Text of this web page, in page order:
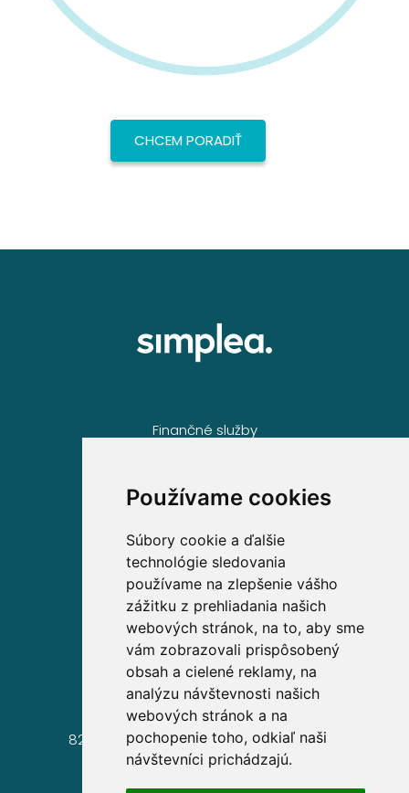
Používame cookies
Súbory cookie a ďalšie
technológie sledovania
používame na zlepšenie vášho
zážitku z prehliadania našich
webových stránok, na to, aby sme
vám zobrazovali prispôsobený
obsah a cielené reklamy, na
analýzu návštevnosti našich
webových stránok a na
pochopenie toho, odkiaľ naši
návštevníci prichádzajú.
CHCEM PORADIŤ
Finančné služby
Súhlas s cookies
Volajte zdarma na
0800 63 63 63
Sídlo spoločnosti
Simplea financial services, s.r.o.
Mierová 83
821 05 Bratislava – mestská část Ružinov